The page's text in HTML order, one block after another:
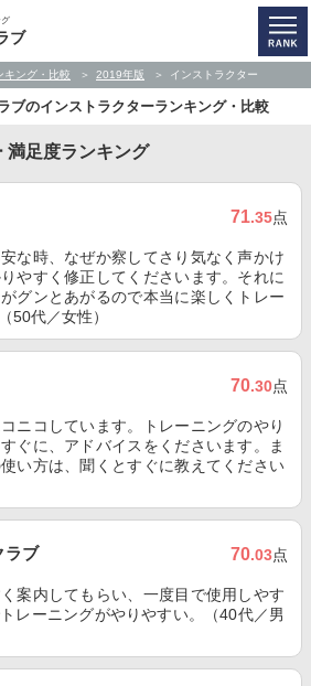
グ
ブ
キング・比較 2019年版 インストラクター
ブのインストラクターランキング・比較
満足度ランキング
71.35点
な時、なぜか察してさり気なく声かけ
やすく修正してくださいます。それに
グンとあがるので本当に楽しくトレー
50代／女性）
70.30点
ニコしています。トレーニングのやり
ぐに、アドバイスをくださいます。ま
い方は、聞くとすぐに教えてください
ラブ 70.03点
案内してもらい、一度目で使用しやす
レーニングがやりやすい。（40代／男